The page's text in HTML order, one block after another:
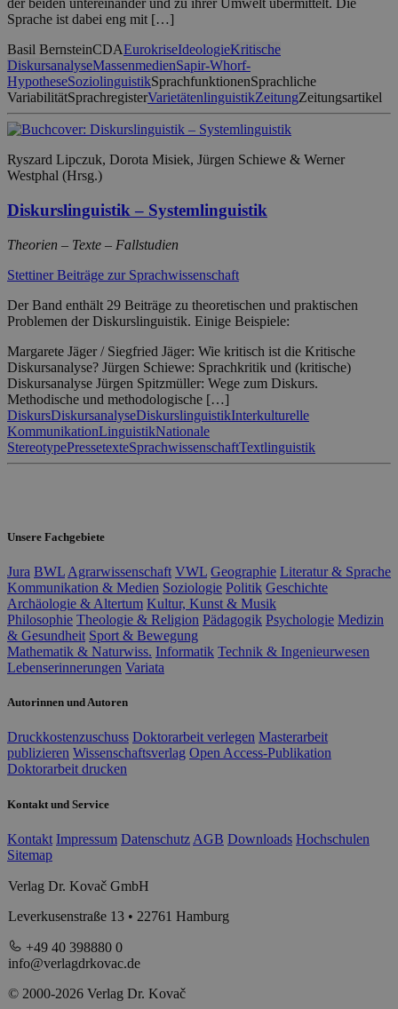
der beiden untereinander und zu ihrer Umwelt übermittelt. Die
Sprache ist dabei eng mit […]
Basil BernsteinCDAEurokriseIdeologieKritische
DiskursanalyseMassenmedienSapir-Whorf-
HypotheseSoziolinguistikSprachfunktionenSprachliche
VariabilitätSprachregisterVarietätenlinguistikZeitungZeitungsartikel
Ryszard Lipczuk, Dorota Misiek, Jürgen Schiewe & Werner
Westphal (Hrsg.)
Diskurslinguistik – Systemlinguistik
Theorien – Texte – Fallstudien
Stettiner Beiträge zur Sprachwissenschaft
Der Band enthält 29 Beiträge zu theoretischen und praktischen
Problemen der Diskurslinguistik. Einige Beispiele:
Margarete Jäger / Siegfried Jäger: Wie kritisch ist die Kritische
Diskursanalyse? Jürgen Schiewe: Sprachkritik und (kritische)
Diskursanalyse Jürgen Spitzmüller: Wege zum Diskurs.
Methodische und methodologische […]
DiskursDiskursanalyseDiskurslinguistikInterkulturelle
KommunikationLinguistikNationale
StereotypePressetexteSprachwissenschaftTextlinguistik
Unsere Fachgebiete
Jura BWL Agrarwissenschaft VWL Geographie Literatur & Sprache
Kommunikation & Medien Soziologie Politik Geschichte
Archäologie & Altertum Kultur, Kunst & Musik
Philosophie Theologie & Religion Pädagogik Psychologie Medizin
& Gesundheit Sport & Bewegung
Mathematik & Naturwiss. Informatik Technik & Ingenieurwesen
Lebenserinnerungen Variata
Autorinnen und Autoren
Druckkostenzuschuss Doktorarbeit verlegen Masterarbeit
publizieren Wissenschaftsverlag Open Access-Publikation
Doktorarbeit drucken
Kontakt und Service
Kontakt Impressum Datenschutz AGB Downloads Hochschulen
Sitemap
Verlag Dr. Kovač GmbH
Leverkusenstraße 13 • 22761 Hamburg
+49 40 398880 0
info@verlagdrkovac.de
© 2000-2026 Verlag Dr. Kovač